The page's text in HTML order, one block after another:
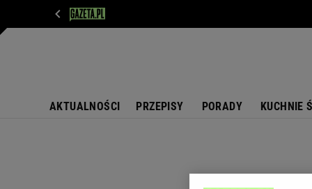
AKTUALNOŚCI PRZEPISY PORADY KUCHNIE